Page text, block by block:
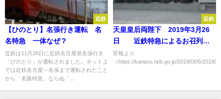
近鉄
【ひのとり】名張行き運転 名
名特急 一体なぜ？
近鉄は11月26日に近鉄名古屋発名張行き
「ひのとり」が運転されました。ネット上
では近鉄名古屋～名張まで運転されたこと
から「名阪特急」ならぬ「...
近鉄
天皇皇后両陛下 2019年3月26
日 近鉄特急によるお召列車
京都～橿原神宮前で運転決定
神武天皇山陵で親謁の儀で
官報より
（https://kanpou.npb.go.jp/20190305/